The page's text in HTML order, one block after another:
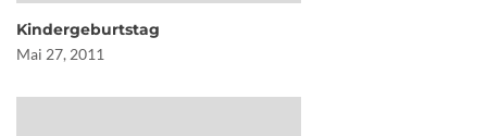
Kindergeburtstag
Mai 27, 2011